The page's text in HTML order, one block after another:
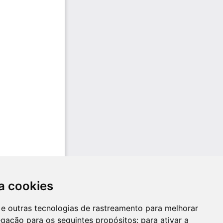
cookies
outras tecnologias de rastreamento para melhorar
para os seguintes propósitos: para ativar a